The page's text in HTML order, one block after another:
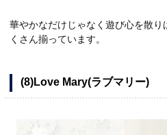
華やかなだけじゃなく遊び心を散
くさん揃っています。
(8)Love Mary(ラブマリー)